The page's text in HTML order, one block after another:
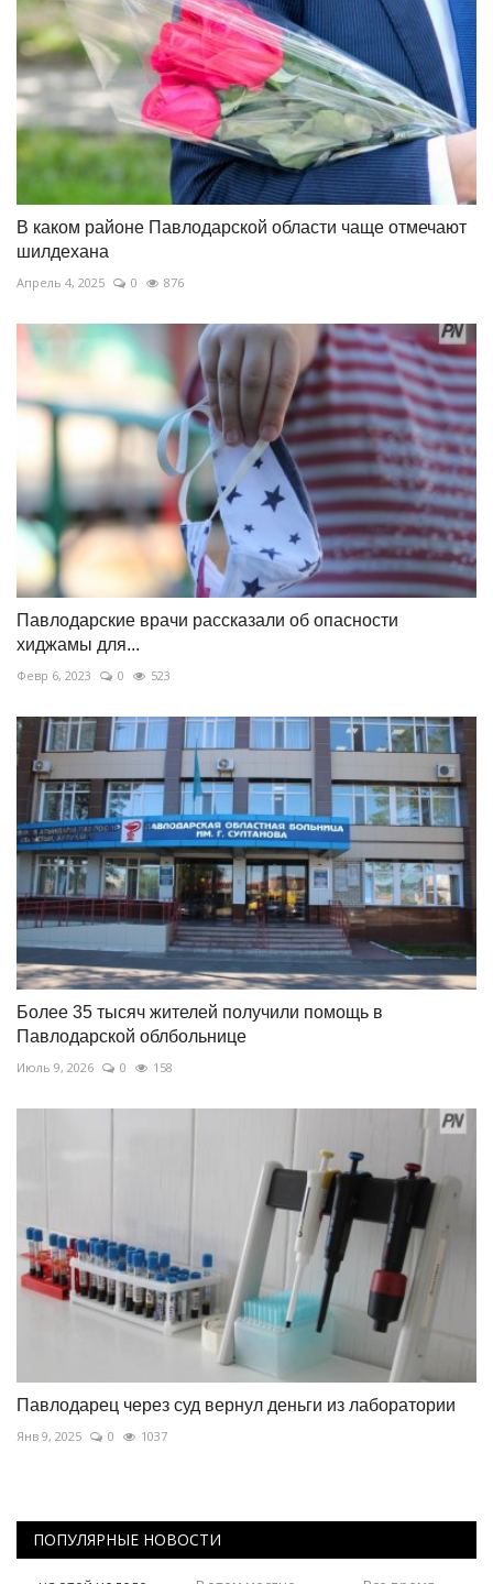
В каком районе Павлодарской области чаще отмечают
шилдехана
Апрель 4, 2025 0 876
Павлодарские врачи рассказали об опасности
хиджамы для...
Февр 6, 2023 0 523
Более 35 тысяч жителей получили помощь в
Павлодарской облбольнице
Июль 9, 2026 0 158
Павлодарец через суд вернул деньги из лаборатории
Янв 9, 2025 0 1037
ПОПУЛЯРНЫЕ НОВОСТИ